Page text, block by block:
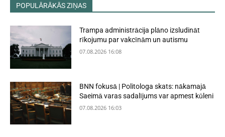
POPULĀRĀKĀS ZIŅAS
Trampa administrācija plāno izsludināt
rīkojumu par vakcīnām un autismu
07.08.2026 16:08
BNN fokusā | Politologa skats: nākamajā
Saeimā varas sadalījums var apmest kūleni
07.08.2026 16:03